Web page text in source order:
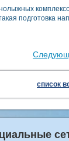
подготовка
список